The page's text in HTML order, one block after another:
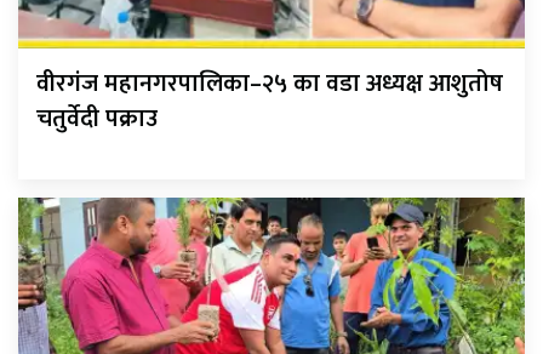
वीरगंज महानगरपालिका–२५ का वडा अध्यक्ष आशुतोष
चतुर्वेदी पक्राउ